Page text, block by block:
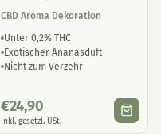
CBD Aroma Dekoration
Unter 0,2% THC
Exotischer Ananasduft
Nicht zum Verzehr
€24,90
inkl. gesetzl. USt.